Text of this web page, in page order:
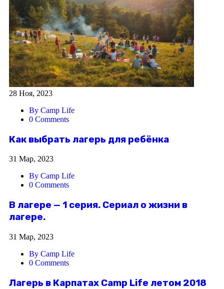
28 Ноя, 2023
By Camp Life
0 Comments
Как выбрать лагерь для ребёнка
31 Мар, 2023
By Camp Life
0 Comments
В лагере — 1 серия. Сериал о жизни в
лагере.
31 Мар, 2023
By Camp Life
0 Comments
Лагерь в Карпатах Camp Life летом 2018